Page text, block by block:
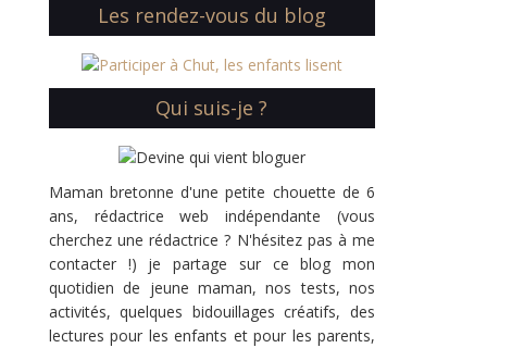
Les rendez-vous du blog
Qui suis-je ?
Maman bretonne d'une petite chouette de 6
ans, rédactrice web indépendante (vous
cherchez une rédactrice ? N'hésitez pas à me
contacter !) je partage sur ce blog mon
quotidien de jeune maman, nos tests, nos
activités, quelques bidouillages créatifs, des
lectures pour les enfants et pour les parents,